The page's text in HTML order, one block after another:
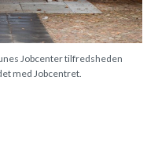
Jobcenter tilfredsheden
med Jobcentret.